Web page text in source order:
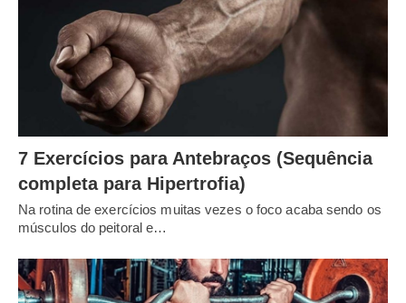
7 Exercícios para Antebraços (Sequência
completa para Hipertrofia)
Na rotina de exercícios muitas vezes o foco acaba sendo os
músculos do peitoral e…